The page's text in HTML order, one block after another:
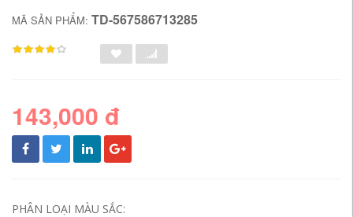
MÃ SẢN PHẨM: TD-567586713285
143,000 đ
PHÂN LOẠI MÀU SẮC: